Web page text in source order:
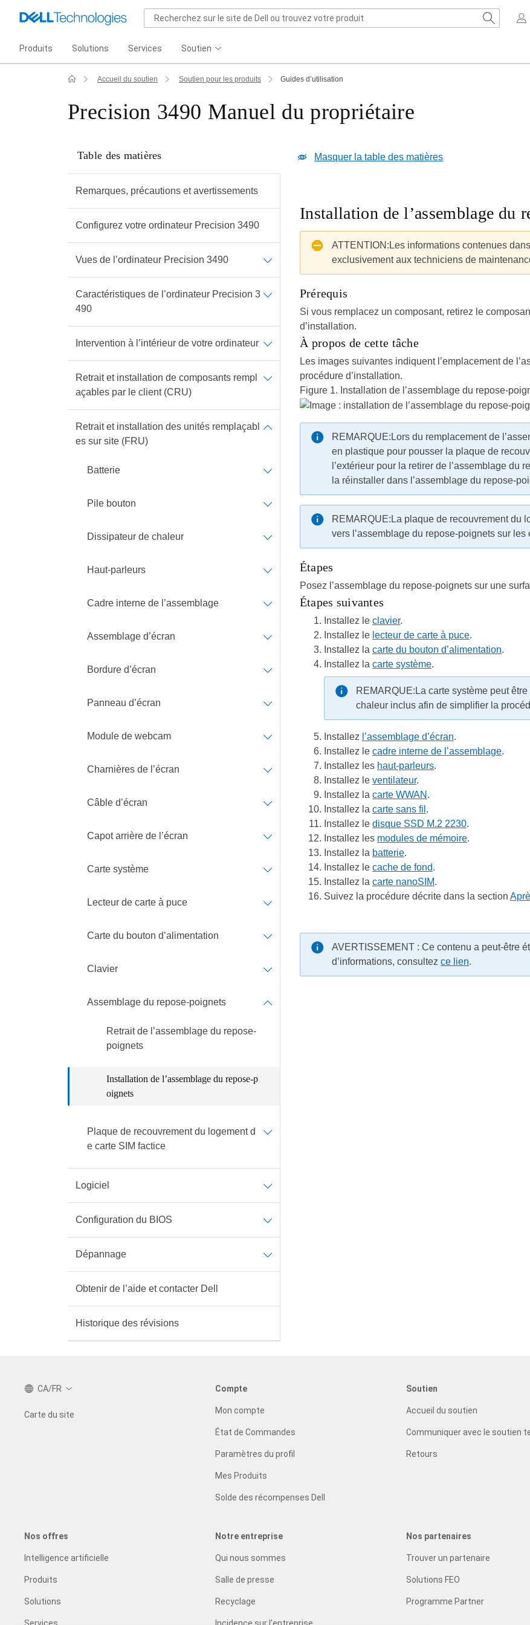
Produits Solutions Services Soutien
Accueil du soutien Soutien pour les produits Guides d’utilisation
Precision 3490 Manuel du propriétaire
Table des matières
Remarques, précautions et avertissements
Configurez votre ordinateur Precision 3490
Vues de l’ordinateur Precision 3490
Caractéristiques de l’ordinateur Precision 3
490
Intervention à l’intérieur de votre ordinateur
Retrait et installation de composants rempl
açables par le client (CRU)
Retrait et installation des unités remplaçabl
es sur site (FRU)
Batterie
Pile bouton
Dissipateur de chaleur
Haut-parleurs
Cadre interne de l’assemblage
Assemblage d’écran
Bordure d’écran
Panneau d’écran
Module de webcam
Charnières de l’écran
Câble d’écran
Capot arrière de l’écran
Carte système
Lecteur de carte à puce
Carte du bouton d’alimentation
Clavier
Assemblage du repose-poignets
Retrait de l’assemblage du repose-
poignets
Installation de l’assemblage du repose-p
oignets
Plaque de recouvrement du logement d
e carte SIM factice
Logiciel
Configuration du BIOS
Dépannage
Obtenir de l’aide et contacter Dell
Historique des révisions
Masquer la table des matières
Installation de l’assemblage du
ATTENTION: Les informations contenues
exclusivement aux techniciens de
Prérequis
Si vous remplacez un composant, retirez le
d’installation.
À propos de cette tâche
Les images suivantes indiquent l’emplacement de
procédure d’installation.
Figure 1. Installation de l’assemblage du repose-
REMARQUE: Lors du remplacement de
en plastique pour pousser la plaque de
l’extérieur pour la retirer de l’assemblage
la réinstaller dans l’assemblage du repose-
REMARQUE: La plaque de recouvrement du
vers l’assemblage du repose-poignets sur
Étapes
Posez l’assemblage du repose-poignets sur une
Étapes suivantes
Installez le clavier.
Installez le lecteur de carte à puce.
Installez la carte du bouton d’alimentation.
Installez la carte système.
REMARQUE: La carte système peut
chaleur inclus afin de simplifier la
Installez l’assemblage d’écran.
Installez le cadre interne de l’assemblage.
Installez les haut-parleurs.
Installez le ventilateur.
Installez la carte WWAN .
Installez la carte sans fil .
Installez le disque SSD M.2 2230.
Installez les modules de mémoire.
Installez la batterie.
Installez le cache de fond.
Installez la carte nanoSIM.
Suivez la procédure décrite dans la section
AVERTISSEMENT : Ce contenu a peut-être
d’informations, consultez ce lien.
CA/FR
Carte du site
Compte
Mon compte
État de Commandes
Paramètres du profil
Mes Produits
Solde des récompenses Dell
Soutien
Accueil du soutien
Communiquer avec le soutien
Retours
Nos offres
Intelligence artificielle
Produits
Solutions
Notre entreprise
Qui nous sommes
Salle de presse
Recyclage
Nos partenaires
Trouver un partenaire
Solutions FEO
Programme Partner